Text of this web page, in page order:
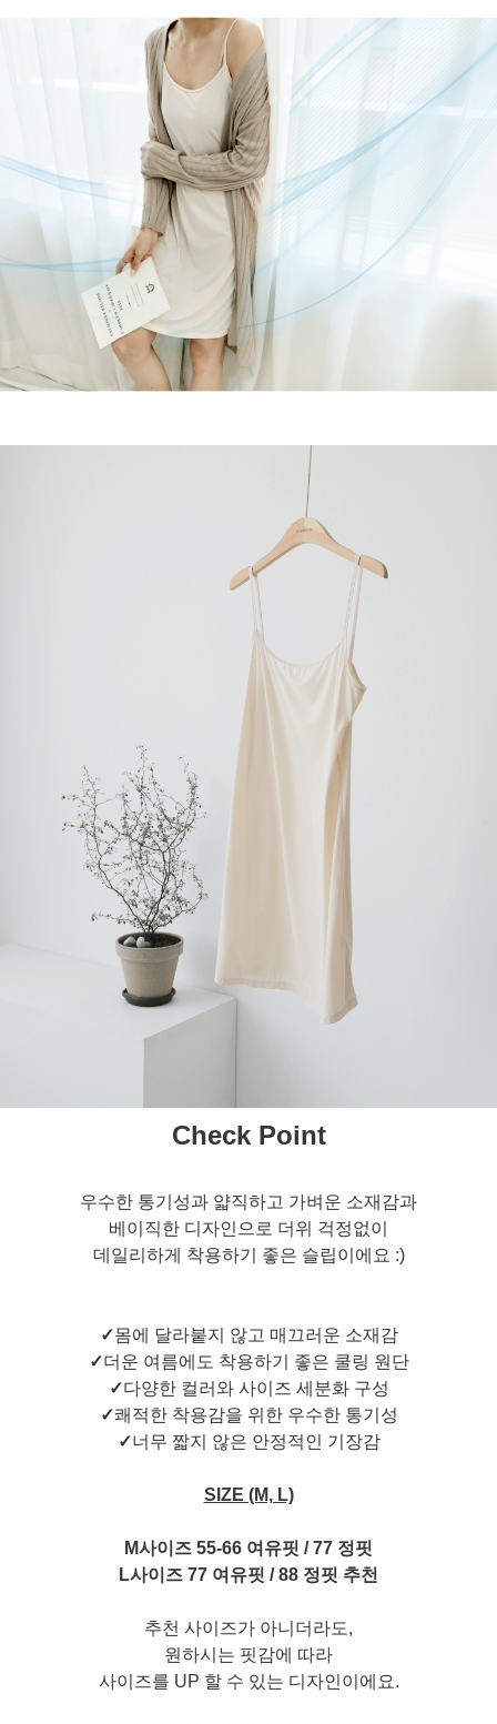
Check Point
우수한 통기성과 얇직하고 가벼운 소재감과
베이직한 디자인으로 더위 걱정없이
데일리하게 착용하기 좋은 슬립이에요 :)
✓몸에 달라붙지 않고 매끄러운 소재감
✓더운 여름에도 착용하기 좋은 쿨링 원단
✓다양한 컬러와 사이즈 세분화 구성
✓쾌적한 착용감을 위한 우수한 통기성
✓너무 짧지 않은 안정적인 기장감
SIZE (M, L)
M사이즈 55-66 여유핏 / 77 정핏
L사이즈 77 여유핏 / 88 정핏 추천
추천 사이즈가 아니더라도,
원하시는 핏감에 따라
사이즈를 UP 할 수 있는 디자인이에요.